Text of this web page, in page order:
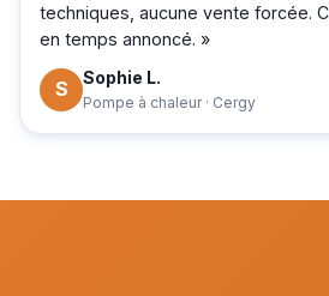
techniques, aucune vente forcée.
en temps annoncé. »
S Sophie L.
Pompe à chaleur · Cergy